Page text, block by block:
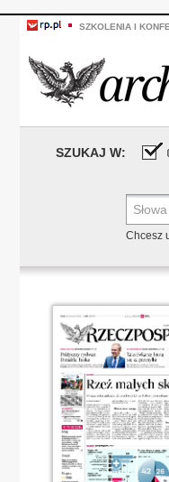
SZKOLENIA I
SZUKAJ W:
Chcesz